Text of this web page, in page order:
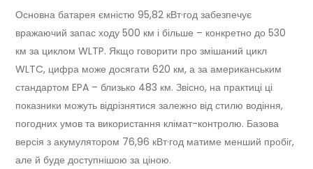
Основна батарея ємністю 95,82 кВт·год забезпечує
вражаючий запас ходу 500 км і більше – конкретно до 530
км за циклом WLTP. Якщо говорити про змішаний цикл
WLTC, цифра може досягати 620 км, а за американським
стандартом EPA – близько 483 км. Звісно, на практиці ці
показники можуть відрізнятися залежно від стилю водіння,
погодних умов та використання клімат-контролю. Базова
версія з акумулятором 76,96 кВт·год матиме менший пробіг,
але й буде доступнішою за ціною.